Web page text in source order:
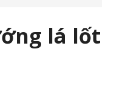
lá lốt